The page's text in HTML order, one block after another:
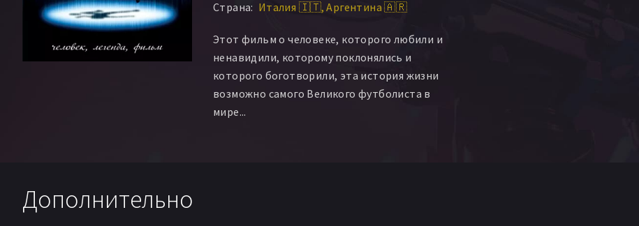
Сальвио Симеоли
Страна: Италия 🇮🇹 Аргентина 🇦🇷
Этот фильм о человеке, которого любили и
ненавидили, которому поклонялись и
которого боготворили, эта история жизни
возможно самого Великого футболиста в
мире...
Дополнительно